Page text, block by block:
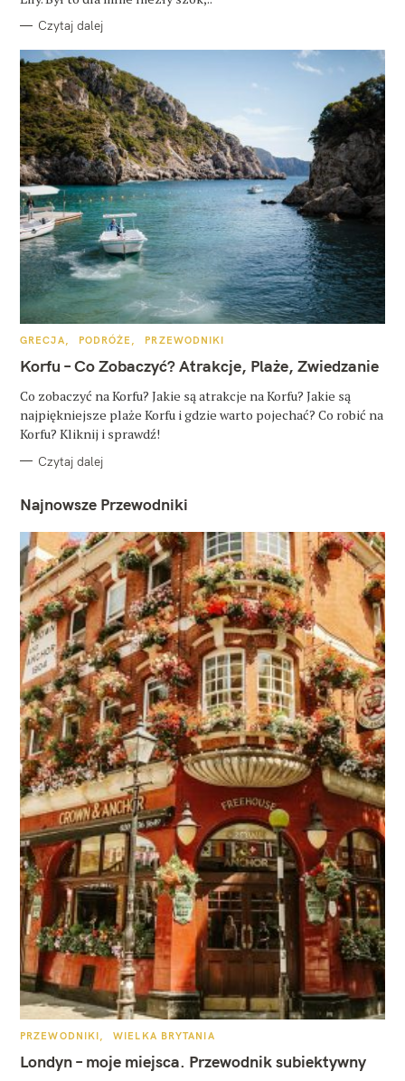
Czytaj dalej
K
T
E
O
R
I
GRECJA PODRÓŻE PRZEWODNIKI
Korfu – Co Zobaczyć? Atrakcje, Plaże, Zwiedzanie
Co zobaczyć na Korfu? Jakie są atrakcje na Korfu? Jakie są
najpiękniejsze plaże Korfu i gdzie warto pojechać? Co robić na
Korfu? Kliknij i sprawdź!
Czytaj dalej
Najnowsze Przewodniki
K
T
E
PRZEWODNIKI WIELKA BRYTANIA
Londyn – moje miejsca. Przewodnik subiektywny